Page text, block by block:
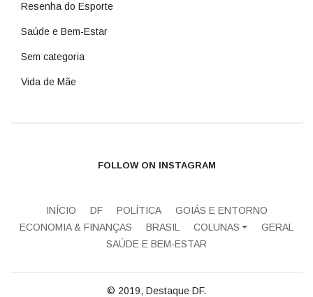
Resenha do Esporte
Saúde e Bem-Estar
Sem categoria
Vida de Mãe
FOLLOW ON INSTAGRAM
INÍCIO DF POLÍTICA
GOIÁS E ENTORNO
ECONOMIA & FINANÇAS
BRASIL COLUNAS
GERAL
SAÚDE E BEM-ESTAR
© 2019, Destaque DF.